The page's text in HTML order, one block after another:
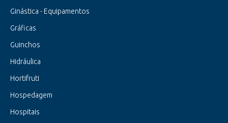
Ginástica - Equipamentos
Gráficas
Guinchos
Hidráulica
Hortifruti
Hospedagem
Hospitais